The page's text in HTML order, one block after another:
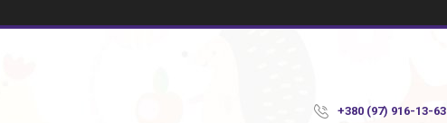
+380 (97) 916-13-63